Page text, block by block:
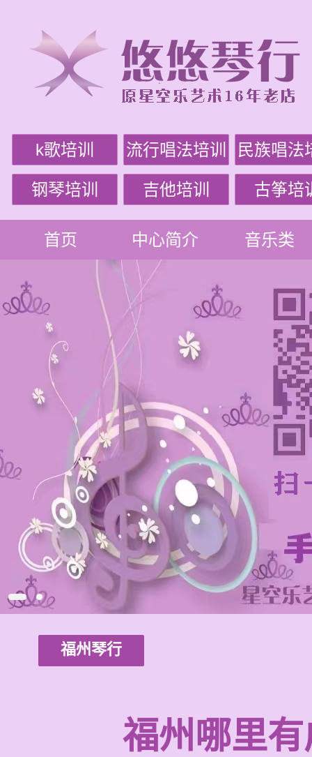
k歌培训 流行唱法培训 民族唱法
钢琴培训 吉他培训 古筝培
首页 中心简介 音乐类
福州琴行
福州哪里